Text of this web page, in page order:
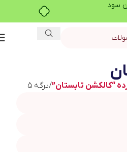
سود
“کالکشن تابستان” برگه 5